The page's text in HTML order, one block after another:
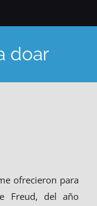
doar
ofrecieron para
Freud, del año